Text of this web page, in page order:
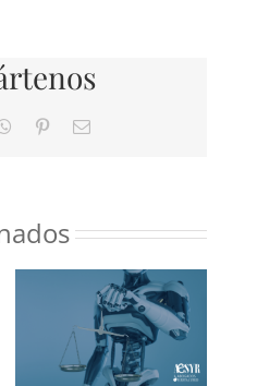
WhatsApp
PinterestCorreo